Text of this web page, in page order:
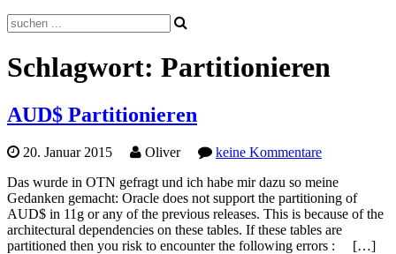
Suche
Schlagwort: Partitionieren
AUD$ Partitionieren
20. Januar 2015 Oliver
keine Kommentare
Das wurde in OTN gefragt und ich habe mir dazu so meine
Gedanken gemacht: Oracle does not support the partitioning of
AUD$ in 11g or any of the previous releases. This is because of the
architectural dependencies on these tables. If these tables are
partitioned then you risk to encounter the following errors : […]